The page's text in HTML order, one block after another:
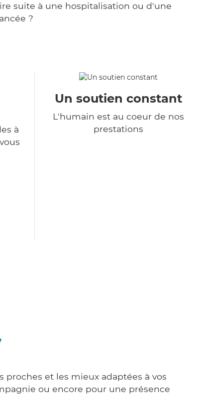
suite à une hospitalisation ou d'une
?
à
Un soutien constant
L'humain est au coeur de nos
prestations
proches et les mieux adaptées à vos
ou encore pour une présence